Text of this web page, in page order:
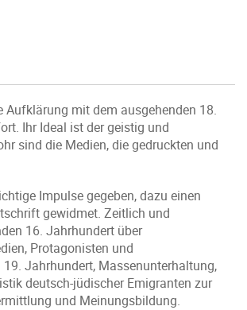
mit dem ausgehenden 18.
Ihr Ideal ist der geistig und
sind die Medien, die gedruckten und
Impulse gegeben, dazu einen
gewidmet. Zeitlich und
16. Jahrhundert über
Protagonisten und
Jahrhundert, Massenunterhaltung,
deutsch-jüdischer Emigranten zur
und Meinungsbildung.